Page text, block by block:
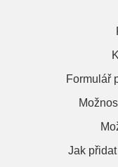
Formulář
Jak